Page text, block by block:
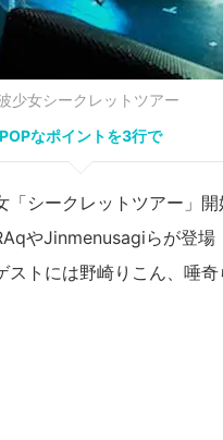
少女シークレットツアー
POPなポイントを3行で
「シークレットツアー」開
やJinmenusagiらが登場
ストには野崎りこん、唾奇